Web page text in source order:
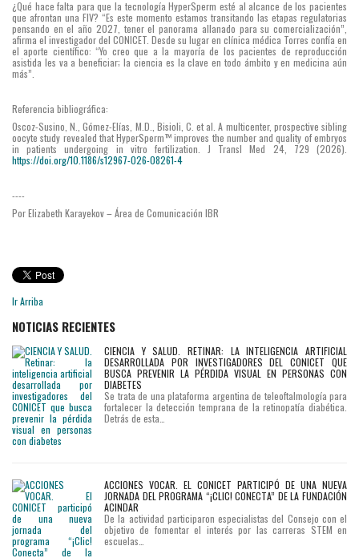
¿Qué hace falta para que la tecnología HyperSperm esté al alcance de los pacientes
que afrontan una FIV? “Es este momento estamos transitando las etapas regulatorias
pensando en el año 2027, tener el panorama allanado para su comercialización”,
afirma el investigador del CONICET. Desde su lugar en clínica médica Torres confía en
el aporte científico: “Yo creo que a la mayoría de los pacientes de reproducción
asistida les va a beneficiar; la ciencia es la clave en todo ámbito y en medicina aún
más”.
Referencia bibliográfica:
Oscoz-Susino, N., Gómez-Elías, M.D., Bisioli, C. et al. A multicenter, prospective sibling
oocyte study revealed that HyperSperm™ improves the number and quality of embryos
in patients undergoing in vitro fertilization. J Transl Med 24, 729 (2026).
https://doi.org/10.1186/s12967-026-08261-4
----
Por Elizabeth Karayekov – Área de Comunicación IBR
femenino
antes
de
fecundación
abren
nueva
vía
reproducción
asistida:
no
sólo
seleccionar
gametos
embriones,
sino
funcionalmente
espermatozoide
Ir Arriba
NOTICIAS RECIENTES
CIENCIA Y SALUD. RETINAR: LA INTELIGENCIA ARTIFICIAL
DESARROLLADA POR INVESTIGADORES DEL CONICET QUE
BUSCA PREVENIR LA PÉRDIDA VISUAL EN PERSONAS CON
DIABETES
Se trata de una plataforma argentina de teleoftalmología para
fortalecer la detección temprana de la retinopatía diabética.
Detrás de esta…
ACCIONES VOCAR. EL CONICET PARTICIPÓ DE UNA NUEVA
JORNADA DEL PROGRAMA “¡CLIC! CONECTA” DE LA FUNDACIÓN
ACINDAR
De la actividad participaron especialistas del Consejo con el
objetivo de fomentar el interés por las carreras STEM en
escuelas…